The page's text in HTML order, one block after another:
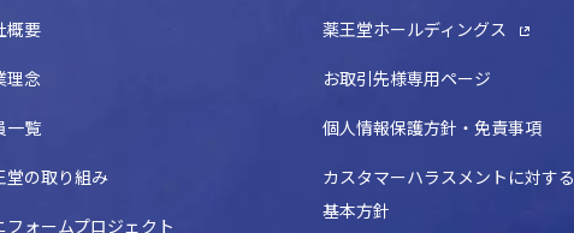
概要
理念
一覧
堂の取り組み
フォームプロジェクト
薬王堂ホールディングス
お取引先様専用ページ
個人情報保護方針・免責事項
カスタマーハラスメントに対する
基本方針